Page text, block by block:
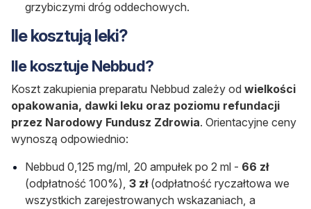
grzybiczymi dróg oddechowych.
Ile kosztują leki?
Ile kosztuje Nebbud?
Koszt zakupienia preparatu Nebbud zależy od wielkości
opakowania, dawki leku oraz poziomu refundacji
przez Narodowy Fundusz Zdrowia. Orientacyjne ceny
wynoszą odpowiednio:
Nebbud 0,125 mg/ml, 20 ampułek po 2 ml - 66 zł
(odpłatność 100%), 3 zł(odpłatność ryczałtowa we
wszystkich zarejestrowanych wskazaniach, a